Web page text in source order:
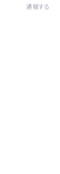
通報する